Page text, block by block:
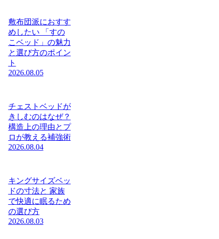
敷布団派におすす
めしたい 「すの
こベッド」の魅力
と選び方のポイン
ト
2026.08.05
チェストベッドが
きしむのはなぜ？
構造上の理由とプ
ロが教える補強術
2026.08.04
キングサイズベッ
ドの寸法と 家族
で快適に眠るため
の選び方
2026.08.03